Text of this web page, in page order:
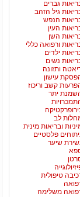
גברים
גיל הזהב
הנפש
העין
השן
ורפואה כללי
ילדים
נשים
ותזונה
עישון
קשב וריכוז
יתר
לב
ובריאות מינית
פלסטיים
שיער
טיפולית
משלימה